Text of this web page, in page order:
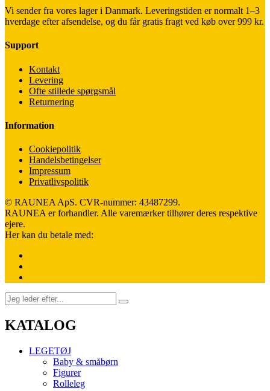
Vi sender fra vores lager i Danmark. Leveringstiden er normalt 1–3
hverdage efter afsendelse, og du får gratis fragt ved køb over 999 kr.
Support
Kontakt
Levering
Ofte stillede spørgsmål
Returnering
Information
Cookiepolitik
Handelsbetingelser
Impressum
Privatlivspolitik
© RAUNEA ApS. CVR-nummer: 43487299.
RAUNEA er forhandler. Alle varemærker tilhører deres respektive
ejere.
Her kan du betale med:
KATALOG
LEGETØJ
Baby & småbørn
Figurer
Rolleleg